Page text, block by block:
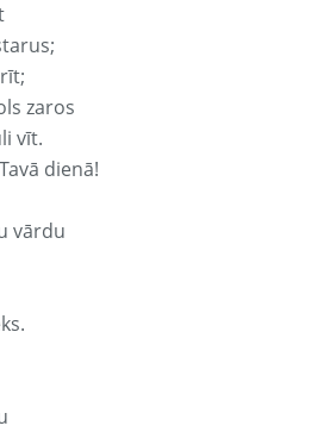
zaros
vīt.
dienā!
vārdu